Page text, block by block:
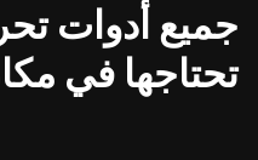
جميع أدوات
تحتاجها في